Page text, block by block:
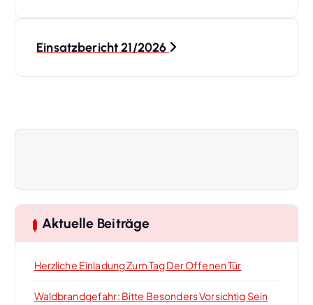
g
s
-
Einsatzbericht 21/2026
Aktuelle Beiträge
Herzliche Einladung Zum Tag Der Offenen Tür
Waldbrandgefahr: Bitte Besonders Vorsichtig Sein